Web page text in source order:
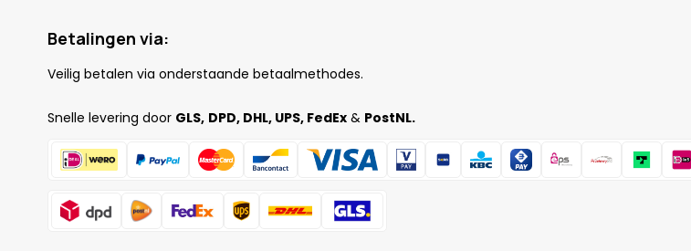
Betalingen via:
Veilig betalen via onderstaande betaalmethodes.
Snelle levering door GLS, DPD, DHL, UPS, FedEx & PostNL.